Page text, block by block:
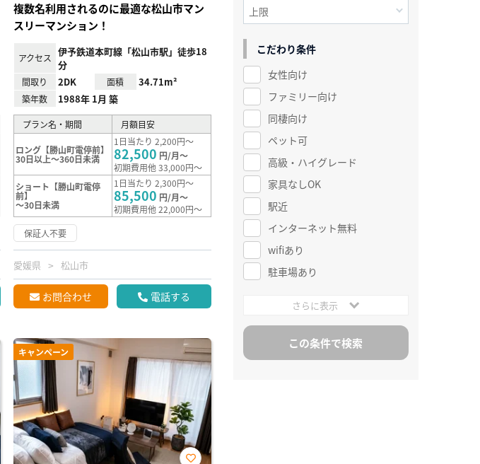
複数名利用されるのに最適な松山市マン
スリーマンション！
アクセス
伊予鉄道本町線「松山市駅」徒歩18
分
間取り 2DK 面積 34.71m²
築年数 1988年 1月 築
プラン名・期間 月額目安
ロング【勝山町電停前】
30日以上～360日未満
1日当たり 2,200円～
82,500 円/月～
初期費用他 33,000円～
ショート【勝山町電停
前】
～30日未満
1日当たり 2,300円～
85,500 円/月～
初期費用他 22,000円～
保証人不要
愛媛県 松山市
お問合わせ 電話する
キャンペーン
こだわり条件
女性向け
ファミリー向け
同棲向け
ペット可
高級・ハイグレード
家具なしOK
駅近
インターネット無料
wifiあり
駐車場あり
さらに表示